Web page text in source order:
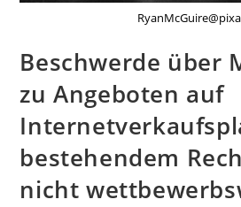
Beschwerde über
zu Angeboten auf
bestehendem
nicht